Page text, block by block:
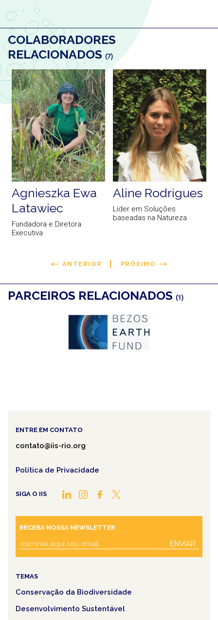
COLABORADORES
RELACIONADOS (7)
Agnieszka Ewa
Latawiec
Fundadora e Diretora
Executiva
Aline Rodrigues
Líder em Soluções
baseadas na Natureza
ANTERIOR PRÓXIMO
PARCEIROS RELACIONADOS (1)
ENTRE EM CONTATO
contato@iis-rio.org
Política de Privacidade
SIGA O IIS
RECEBA NOSSA NEWSLETTER
ENVIAR
TEMAS
Conservação da Biodiversidade
Desenvolvimento Sustentável